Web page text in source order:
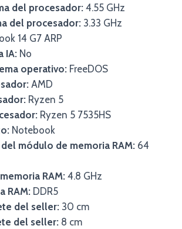
del procesador: 4.55 GHz
del procesador: 3.33 GHz
14 G7 ARP
IA: No
operativo: FreeDOS
AMD
Ryzen 5
Ryzen 5 7535HS
Notebook
módulo de memoria RAM: 64
RAM: 4.8 GHz
RAM: DDR5
del seller: 30 cm
del seller: 8 cm